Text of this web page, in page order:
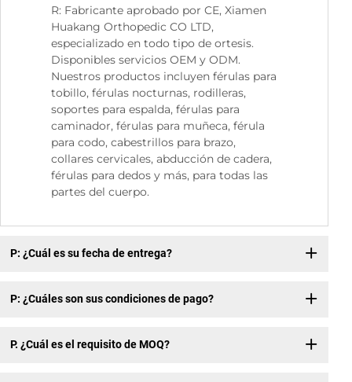
R: Fabricante aprobado por CE, Xiamen
Huakang Orthopedic CO LTD,
especializado en todo tipo de ortesis.
Disponibles servicios OEM y ODM.
Nuestros productos incluyen férulas para
tobillo, férulas nocturnas, rodilleras,
soportes para espalda, férulas para
caminador, férulas para muñeca, férula
para codo, cabestrillos para brazo,
collares cervicales, abducción de cadera,
férulas para dedos y más, para todas las
partes del cuerpo.
P: ¿Cuál es su fecha de entrega?
P: ¿Cuáles son sus condiciones de pago?
P. ¿Cuál es el requisito de MOQ?